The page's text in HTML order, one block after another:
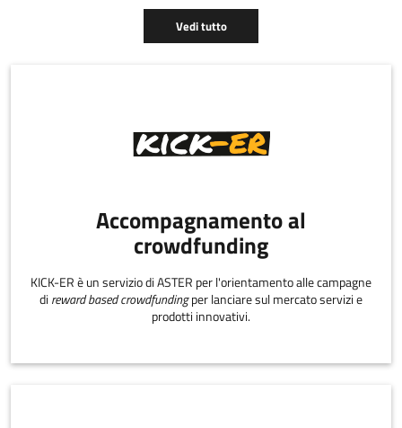
Vedi tutto
Accompagnamento al
crowdfunding
KICK-ER è un servizio di ASTER per l'orientamento alle campagne
di reward based crowdfundingper lanciare sul mercato servizi e
prodotti innovativi.